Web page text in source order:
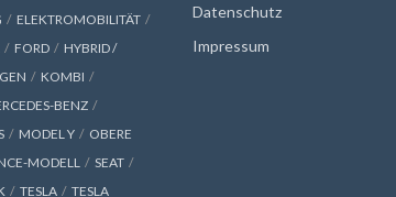
ELEKTROMOBILITÄT
FORD
HYBRID /
KOMBI
BENZ
MODEL Y
OBERE
MODELL
SEAT
TESLA TESLA
Datenschutz
Impressum